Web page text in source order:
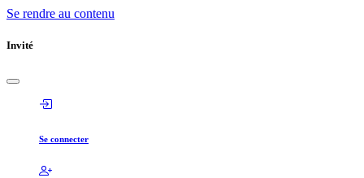
Se rendre au contenu
Invité
Se connecter